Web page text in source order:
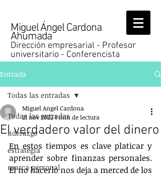
Miguel Ángel Cardona
Ahumada
Dirección empresarial - Profesor
universitario - Conferencista
Entrada
Todas las entradas
liderazgo
estrategia
marca personal
Todas las entradas
El verdadero valor del dinero
Miguel Angel Cardona
21 nov 20221 min de lectura
En estos tiempos es clave platicar y
aprender sobre finanzas personales.
El no hacerlo nos deja a merced de los